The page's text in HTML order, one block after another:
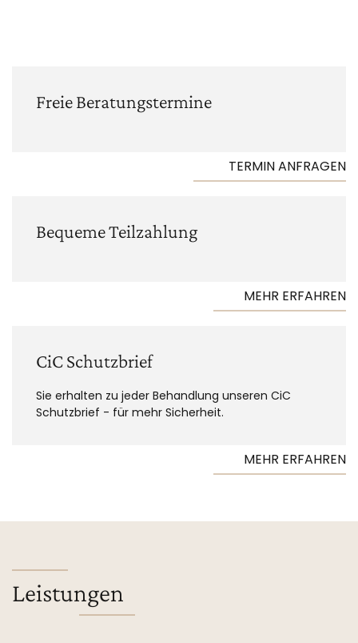
Freie Beratungs­termine
TERMIN ANFRAGEN
Bequeme Teilzahlung
MEHR ERFAHREN
CiC Schutzbrief
Sie erhalten zu jeder Behandlung unseren CiC
Schutzbrief - für mehr Sicherheit.
MEHR ERFAHREN
Leistungen